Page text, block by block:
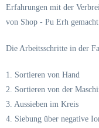
Erfahrungen mit der
von Shop - Pu Erh gemacht.
Die Arbeitsschritte in der
1. Sortieren von Hand
2. Sortieren von der
3. Aussieben im Kreis
4. Siebung über negative